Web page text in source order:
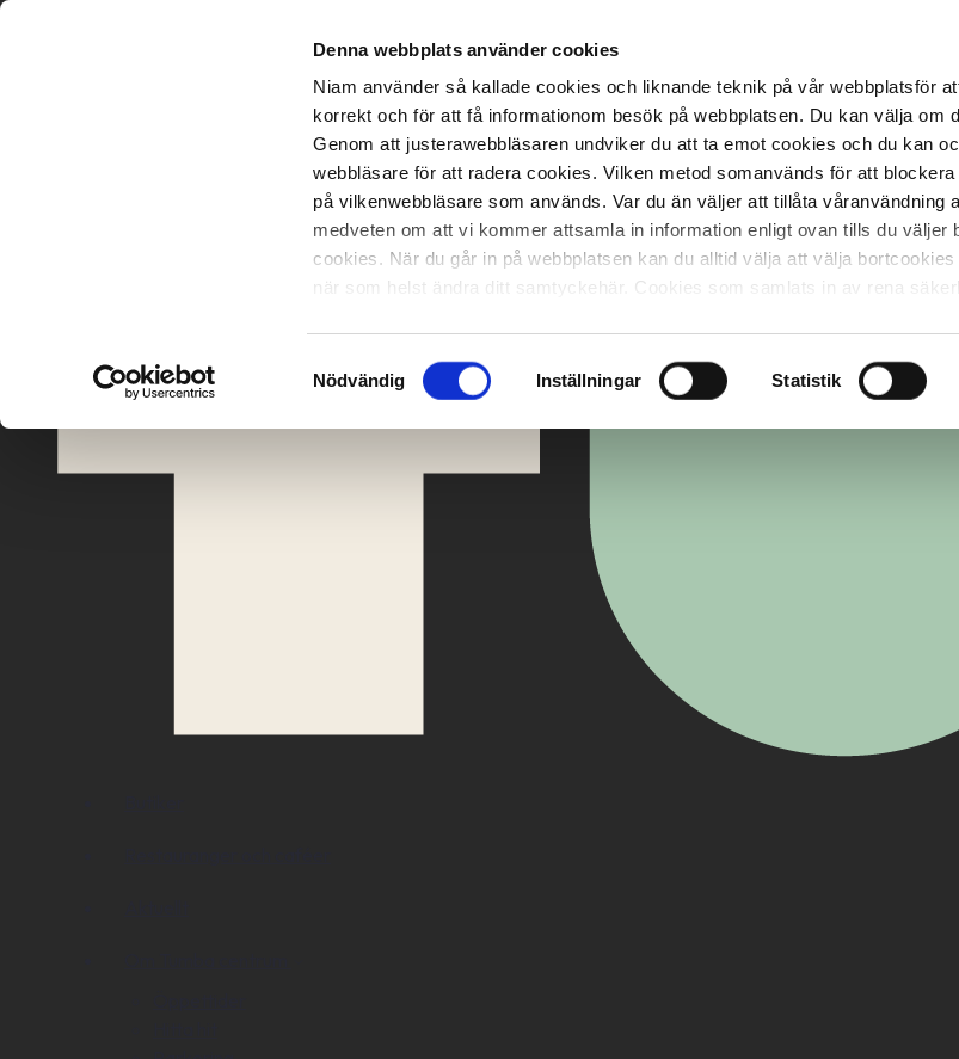
Denna webbplats använder cookies
Niam använder så kallade cookies och liknande teknik på vår webbplatsför
korrekt och för att få informationom besök på webbplatsen. Du kan välja om
Genom att justerawebbläsaren undviker du att ta emot cookies och du kan
webbläsare för att radera cookies. Vilken metod somanvänds för att
på vilkenwebbläsare som används. Var du än väljer att tillåta våranvändning
medveten om att vi kommer attsamla in information enligt ovan tills du väljer
cookies. När du går in på webbplatsen kan du alltid välja att välja
när som helst ändra ditt samtyckehär. Cookies som samlats in av rena
Nödvändig Inställningar Statistik